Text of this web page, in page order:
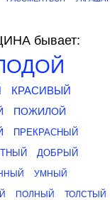
бывает:
КРАСИВЫЙ
ПОЖИЛОЙ
ПРЕКРАСНЫЙ
ДОБРЫЙ
УМНЫЙ
ПОЛНЫЙ ТОЛСТЫЙ